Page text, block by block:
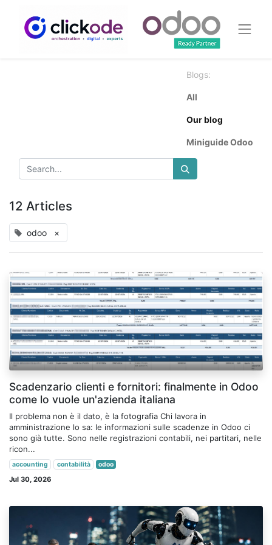
Blogs:
All
Our blog
Miniguide Odoo
12 Articles
odoo ×
Scadenzario clienti e fornitori: finalmente in Odoo
come lo vuole un'azienda italiana
Il problema non è il dato, è la fotografia Chi lavora in
amministrazione lo sa: le informazioni sulle scadenze in Odoo ci
sono già tutte. Sono nelle registrazioni contabili, nei partitari, nelle
ricon...
accounting contabilità odoo
Jul 30, 2026